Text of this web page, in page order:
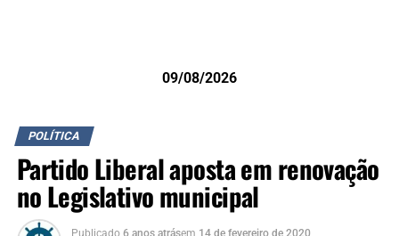
09/08/2026
POLÍTICA
Partido Liberal aposta em renovação
no Legislativo municipal
Publicado 6 anos atrásem 14 de fevereiro de 2020